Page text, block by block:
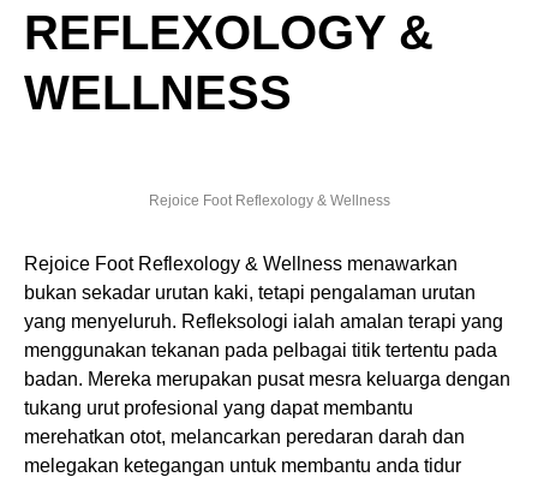
REFLEXOLOGY &
WELLNESS
Rejoice Foot Reflexology & Wellness
Rejoice Foot Reflexology & Wellness menawarkan
bukan sekadar urutan kaki, tetapi pengalaman urutan
yang menyeluruh. Refleksologi ialah amalan terapi yang
menggunakan tekanan pada pelbagai titik tertentu pada
badan. Mereka merupakan pusat mesra keluarga dengan
tukang urut profesional yang dapat membantu
merehatkan otot, melancarkan peredaran darah dan
melegakan ketegangan untuk membantu anda tidur